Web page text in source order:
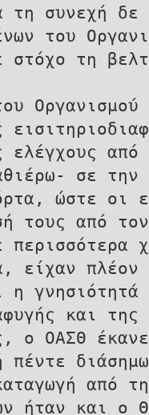
τη συνεχή δε
του
στόχο τη
ελέγχους
σε την
ώστε οι
τους από
περισσότερα
είχαν
η
και
ο ΟΑΣΘ
πέντε
από
ήταν και ο